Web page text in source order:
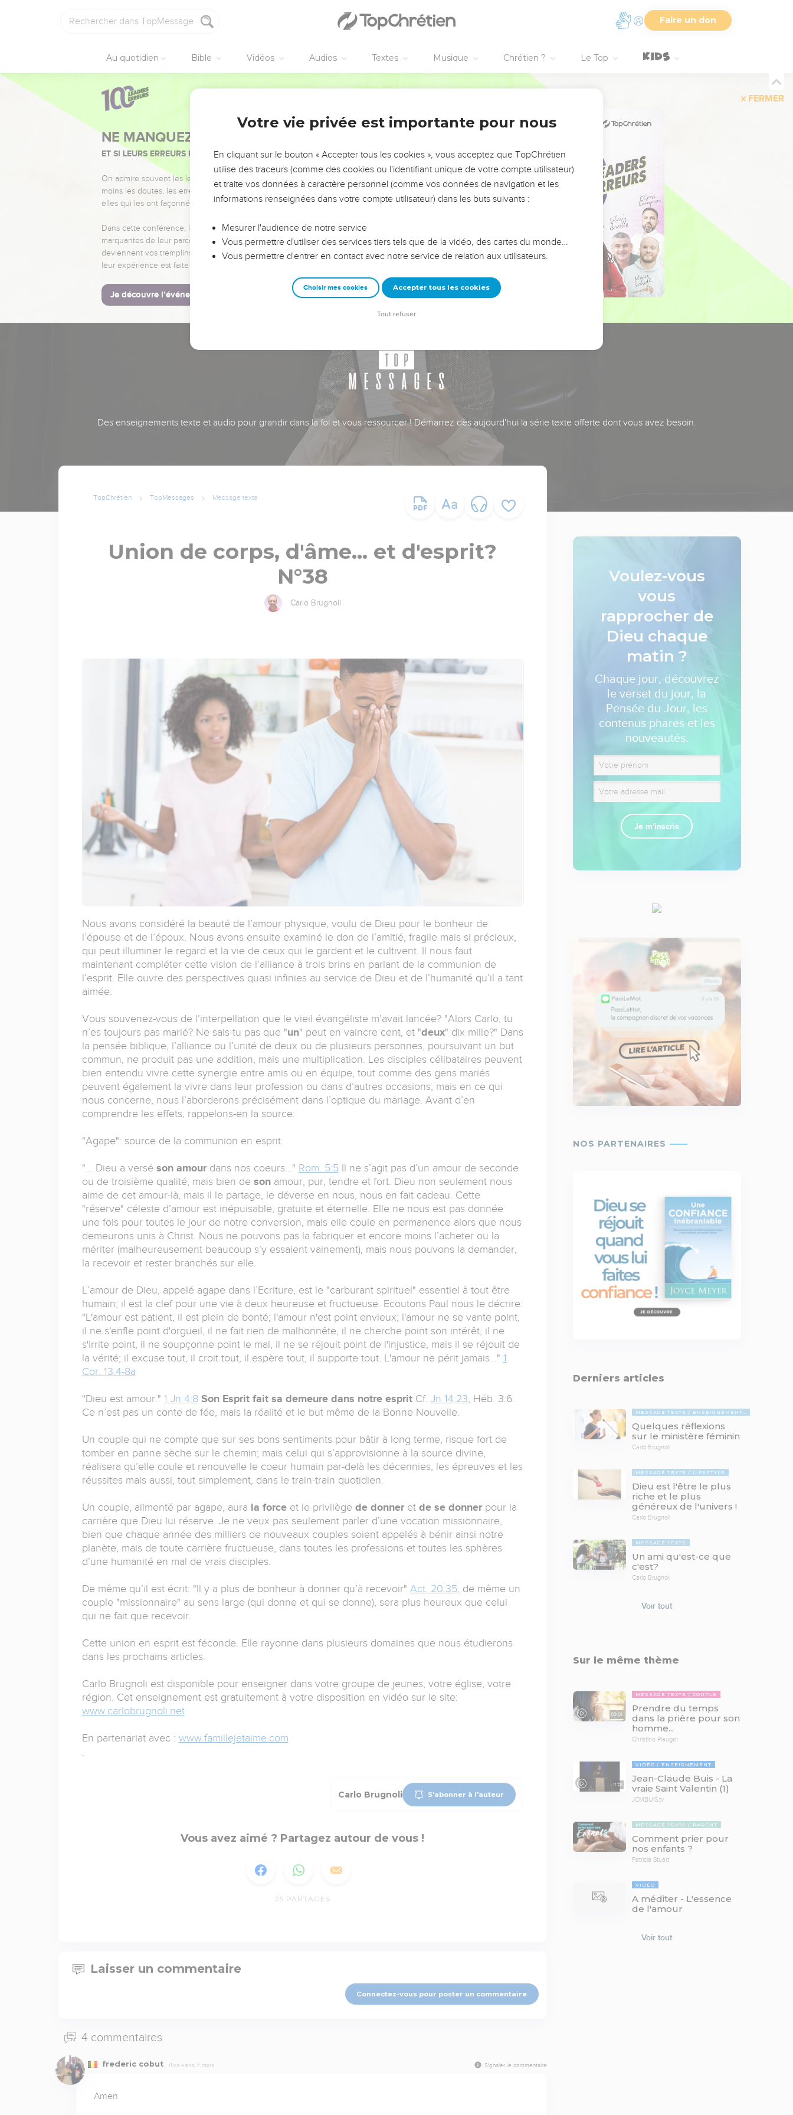
Faire un don
Au quotidien Bible Vidéos Audios Textes Musique Chrétien ? Le Top
FERMER
NE MANQUEZ PAS L’ÉVÉNEMENT DE L’ANNÉE !
ET SI LEURS ERREURS POUVAIENT VOUS ÉVITER LES VOTRES ?
On admire souvent les leaders pour leurs réussites, leur impact, leur foi ou leur vision. Mais on voit
moins les doutes, les erreurs et les saisons difficiles qu'ils ont traversés, alors même que ce sont
elles qui les ont façonnés.
Dans cette conférence, leaders, entrepreneurs, et responsables reviennent sur les erreurs
marquantes de leur parcours et les clés pour avancer avec plus de sagesse afin que leurs erreurs
deviennent vos tremplins. Que vous guidiez un ministère, une équipe, un groupe ou une famille,
leur expérience est faite pour vous.
Je découvre l’événement
Des enseignements texte et audio pour grandir dans la foi et vous ressourcer ! Démarrez dès aujourd'hui la série texte offerte dont vous avez besoin.
TopChrétien TopMessages Message texte
Union de corps, d'âme... et d'esprit?
N°38
Carlo Brugnoli
Nous avons considéré la beauté de l’amour physique, voulu de Dieu pour le bonheur de
l’épouse et de l’époux. Nous avons ensuite examiné le don de l’amitié, fragile mais si précieux,
qui peut illuminer le regard et la vie de ceux qui le gardent et le cultivent. Il nous faut
maintenant compléter cette vision de l’alliance à trois brins en parlant de la communion de
l’esprit. Elle ouvre des perspectives quasi infinies au service de Dieu et de l’humanité qu’il a tant
aimée.
Vous souvenez-vous de l’interpellation que le vieil évangéliste m’avait lancée? "Alors Carlo, tu
n’es toujours pas marié? Ne sais-tu pas que "un" peut en vaincre cent, et "deux" dix mille?" Dans
la pensée biblique, l’alliance ou l’unité de deux ou de plusieurs personnes, poursuivant un but
commun, ne produit pas une addition, mais une multiplication. Les disciples célibataires peuvent
bien entendu vivre cette synergie entre amis ou en équipe, tout comme des gens mariés
peuvent également la vivre dans leur profession ou dans d’autres occasions; mais en ce qui
nous concerne, nous l’aborderons précisément dans l’optique du mariage. Avant d’en
comprendre les effets, rappelons-en la source:
"Agape": source de la communion en esprit
"... Dieu a versé son amourdans nos coeurs..." Rom. 5:5Il ne s’agit pas d’un amour de seconde
ou de troisième qualité, mais bien de sonamour, pur, tendre et fort. Dieu non seulement nous
aime de cet amour-là, mais il le partage, le déverse en nous, nous en fait cadeau. Cette
"réserve" céleste d’amour est inépuisable, gratuite et éternelle. Elle ne nous est pas donnée
une fois pour toutes le jour de notre conversion, mais elle coule en permanence alors que nous
demeurons unis à Christ. Nous ne pouvons pas la fabriquer et encore moins l’acheter ou la
mériter (malheureusement beaucoup s’y essaient vainement), mais nous pouvons la demander,
la recevoir et rester branchés sur elle.
L’amour de Dieu, appelé agape dans l’Ecriture, est le "carburant spirituel" essentiel à tout être
humain; il est la clef pour une vie à deux heureuse et fructueuse. Ecoutons Paul nous le décrire:
"L'amour est patient, il est plein de bonté; l'amour n'est point envieux; l'amour ne se vante point,
il ne s'enfle point d'orgueil, il ne fait rien de malhonnête, il ne cherche point son intérêt, il ne
s'irrite point, il ne soupçonne point le mal, il ne se réjouit point de l'injustice, mais il se réjouit de
la vérité; il excuse tout, il croit tout, il espère tout, il supporte tout. L'amour ne périt jamais..." 1
Cor. 13:4-8a
"Dieu est amour." 1 Jn 4:8 Son Esprit fait sa demeure dans notre espritCf. Jn 14:23, Héb. 3:6.
Ce n’est pas un conte de fée, mais la réalité et le but même de la Bonne Nouvelle.
Un couple qui ne compte que sur ses bons sentiments pour bâtir à long terme, risque fort de
tomber en panne sèche sur le chemin; mais celui qui s’approvisionne à la source divine,
réalisera qu’elle coule et renouvelle le coeur humain par-delà les décennies, les épreuves et les
réussites mais aussi, tout simplement, dans le train-train quotidien.
Un couple, alimenté par agape, aura la forceet le privilège de donneret de se donnerpour la
carrière que Dieu lui réserve. Je ne veux pas seulement parler d’une vocation missionnaire,
bien que chaque année des milliers de nouveaux couples soient appelés à bénir ainsi notre
planète, mais de toute carrière fructueuse, dans toutes les professions et toutes les sphères
d’une humanité en mal de vrais disciples.
De même qu’il est écrit: "Il y a plus de bonheur à donner qu’à recevoir" Act. 20:35, de même un
couple "missionnaire" au sens large (qui donne et qui se donne), sera plus heureux que celui
qui ne fait que recevoir.
Cette union en esprit est féconde. Elle rayonne dans plusieurs domaines que nous étudierons
dans les prochains articles.
Carlo Brugnoli est disponible pour enseigner dans votre groupe de jeunes, votre église, votre
région. Cet enseignement est gratuitement à votre disposition en vidéo sur le site:
www.carlobrugnoli.net
En partenariat avec : www.famillejetaime.com
Carlo Brugnoli S'abonner à l'auteur
Vous avez aimé ? Partagez autour de vous !
25 PARTAGES
Laisser un commentaire
Connectez-vous pour poster un commentaire
4 commentaires
frederic cobut Il y a 4 ans, 7 mois Signaler le commentaire
Amen
Voulez-vous
vous
rapprocher de
Dieu chaque
matin ?
Chaque jour, découvrez
le verset du jour, la
Pensée du Jour, les
contenus phares et les
nouveautés.
Je m'inscris
Derniers articles
MESSAGE TEXTE ENSEIGNEMENTS BIBLIQUES
Quelques réflexions
sur le ministère féminin
Carlo Brugnoli
MESSAGE TEXTE LIFESTYLE
Dieu est l'être le plus
riche et le plus
généreux de l'univers !
Carlo Brugnoli
MESSAGE TEXTE
Un ami qu'est-ce que
c'est?
Carlo Brugnoli
Voir tout
Sur le même thème
03:01
MESSAGE TEXTE COUPLE
Prendre du temps
dans la prière pour son
homme...
Christine Piauger
11:01
VIDÉO ENSEIGNEMENT
Jean-Claude Buis - La
vraie Saint Valentin (1)
JCMBUIS.tv
MESSAGE TEXTE PARENT
Comment prier pour
nos enfants ?
Patricia Stuart
VIDÉO
A méditer - L'essence
de l'amour
Voir tout
Votre vie privée est importante pour nous
En cliquant sur le bouton « Accepter tous les cookies », vous acceptez que TopChrétien
utilise des traceurs (comme des cookies ou l'identifiant unique de votre compte utilisateur)
et traite vos données à caractère personnel (comme vos données de navigation et les
informations renseignées dans votre compte utilisateur) dans les buts suivants :
Mesurer l'audience de notre service
Vous permettre d'utiliser des services tiers tels que de la vidéo, des cartes du monde…
Vous permettre d'entrer en contact avec notre service de relation aux utilisateurs.
Choisir mes cookies Accepter tous les cookies
Tout refuser